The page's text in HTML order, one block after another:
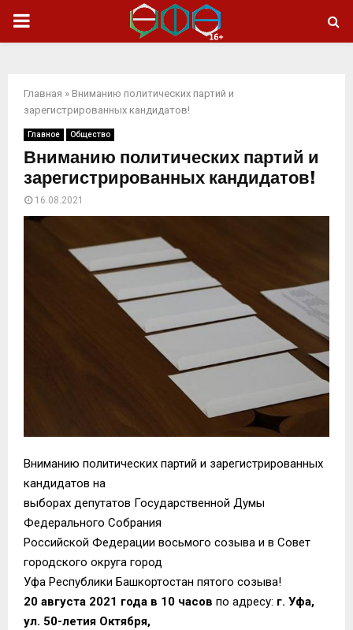
ОСНОВНОЕ
Главная » Вниманию политических партий и
зарегистрированных кандидатов!
Главное Общество
Вниманию политических партий и
зарегистрированных кандидатов!
16.08.2021
Вниманию политических партий и зарегистрированных
кандидатов на
выборах депутатов Государственной Думы
Федерального Собрания
Российской Федерации восьмого созыва и в Совет
городского округа город
Уфа Республики Башкортостан пятого созыва!
20 августа 2021 года в 10 часов по адресу: г. Уфа,
ул. 50-летия Октября,